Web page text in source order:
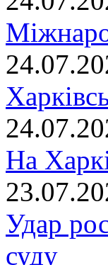
На
Удар
суду